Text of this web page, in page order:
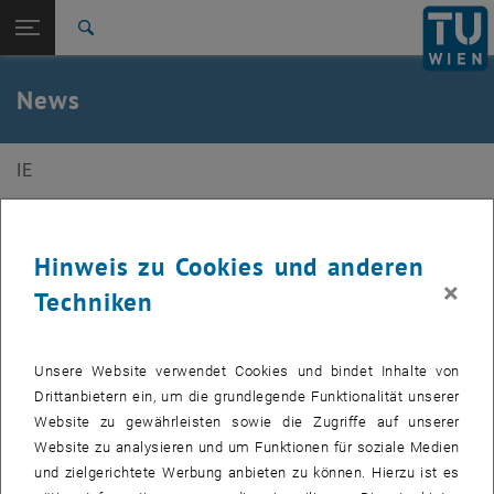
TU Login
Quicklinks
Quicklinks-Menü umschalten
Studium
Zur 1. Menü Ebene
E330-02-Forschungsbereich Industrial Engineering
E330-02-Forschungsbereich
News
News
IE
Internship 6-12 months with Master
| 20h/week
This role offers a unique opportunity for a Master's student
with a passion for sustainability to gain hands-on
experience in shaping ESG (Environmental, Social, and
Hinweis zu Cookies und anderen
Techniken
×
Unsere Website verwendet Cookies und bindet Inhalte von
Drittanbietern ein, um die grundlegende Funktionalität unserer
Website zu gewährleisten sowie die Zugriffe auf unserer
Website zu analysieren und um Funktionen für soziale Medien
und zielgerichtete Werbung anbieten zu können. Hierzu ist es